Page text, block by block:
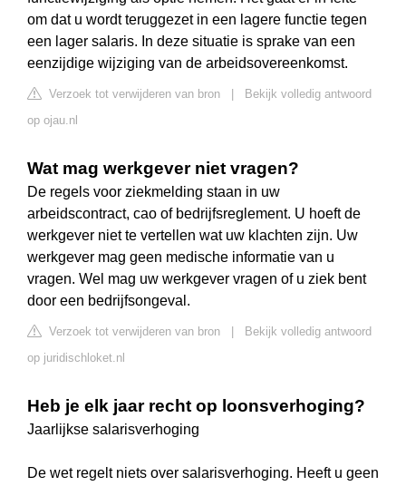
om dat u wordt teruggezet in een lagere functie tegen
een lager salaris. In deze situatie is sprake van een
eenzijdige wijziging van de arbeidsovereenkomst.
Verzoek tot verwijderen van bron
Bekijk volledig antwoord
op ojau.nl
Wat mag werkgever niet vragen?
De regels voor ziekmelding staan in uw
arbeidscontract, cao of bedrijfsreglement. U hoeft de
werkgever niet te vertellen wat uw klachten zijn. Uw
werkgever mag geen medische informatie van u
vragen. Wel mag uw werkgever vragen of u ziek bent
door een bedrijfsongeval.
Verzoek tot verwijderen van bron
Bekijk volledig antwoord
op juridischloket.nl
Heb je elk jaar recht op loonsverhoging?
Jaarlijkse salarisverhoging
De wet regelt niets over salarisverhoging. Heeft u geen